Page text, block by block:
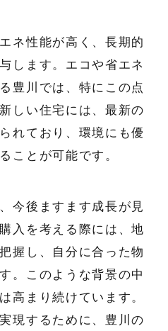
ネ性能が高く、長期的
します。エコや省エネ
豊川では、特にこの点
しい住宅には、最新の
れており、環境にも優
ことが可能です。
今後ますます成長が見
入を考える際には、地
握し、自分に合った物
。このような背景の中
高まり続けています。
現するために、豊川の